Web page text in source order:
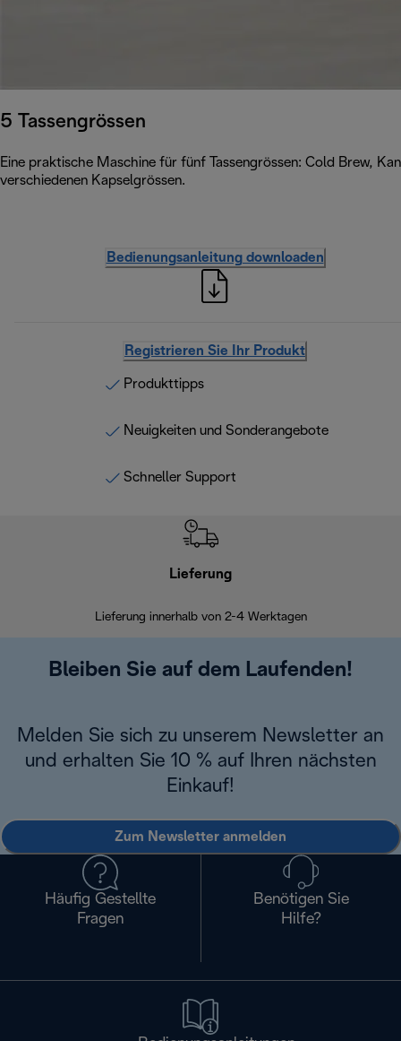
5 Tassengrössen
Eine praktische Maschine für fünf Tassengrössen: Cold Brew,
verschiedenen Kapselgrössen.
Bedienungsanleitung downloaden
Registrieren Sie Ihr Produkt
Produkttipps
Neuigkeiten und Sonderangebote
Schneller Support
Lieferung
Lieferung innerhalb von 2-4 Werktagen
Bleiben Sie auf dem Laufenden!
Melden Sie sich zu unserem Newsletter an
und erhalten Sie 10 % auf Ihren nächsten
Einkauf!
Zum Newsletter anmelden
Häufig Gestellte
Fragen
Benötigen Sie
Hilfe?